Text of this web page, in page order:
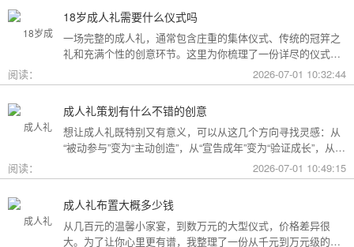
18岁成人礼需要什么仪式吗
一场完整的成人礼，通常包含庄重的集体仪式、传统的冠笄之
礼和充满个性的创意环节。这里为你梳理了一份详尽的仪式清
阅读： 2026-07-01 10:32:44
成人礼策划有什么不错的创意
想让成人礼既特别又有意义，可以从这几个方向寻找灵感：从
“被动参与”变为“主动创造”，从“宣告成年”变为“验证成长”，从
阅读： 2026-07-01 10:49:15
成人礼布置大概多少钱
从几百元的温馨小家宴，到数万元的大型仪式，价格差异很
大。为了让你心里更有谱，我整理了一份从千元到万元级的费